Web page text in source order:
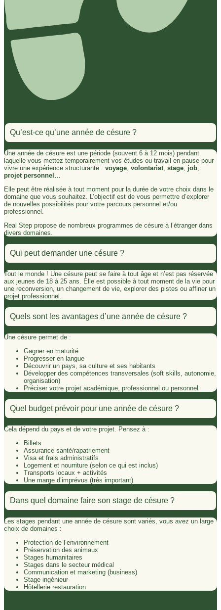
Qu’est-ce qu’une année de césure ?
Une année de césure est une période (souvent 6 à 12 mois) pendant
laquelle vous mettez temporairement vos études ou travail en pause pour
vivre une expérience structurante : voyage, volontariat, stage, job,
projet personnel …
Elle peut être réalisée à tout moment pour la durée de votre choix dans le
domaine que vous souhaitez. L’objectif est de vous permettre d’explorer
de nouvelles possibilités pour votre parcours personnel et/ou
professionnel.
Real Step propose de nombreux programmes de césure à l’étranger dans
divers domaines.
Qui peut demander une césure ?
Tout le monde ! Une césure peut se faire à tout âge et n’est pas réservée
aux jeunes de 18 à 25 ans. Elle est possible à tout moment de la vie pour
une reconversion, un changement de vie, explorer des pistes ou affiner un
projet professionnel.
Quels sont les avantages d’une année de césure ?
Une césure permet de :
Gagner en maturité
Progresser en langue
Découvrir un pays, sa culture et ses habitants
Développer des compétences transversales (soft skills, autonomie,
organisation)
Préciser votre projet académique, professionnel ou personnel
Quel budget prévoir pour une année de césure ?
Cela dépend du pays et de votre projet. Pensez à :
Billets
Assurance santé/rapatriement
Visa et frais administratifs
Logement et nourriture (selon ce qui est inclus)
Transports locaux + activités
Une marge d’imprévus (très important)
Dans quel domaine faire son stage de césure ?
Les stages pendant une année de césure sont variés, vous avez un large
choix de domaines :
Protection de l’environnement
Préservation des animaux
Stages humanitaires
Stages dans le secteur médical
Communication et marketing (business)
Stage ingénieur
Hôtellerie restauration